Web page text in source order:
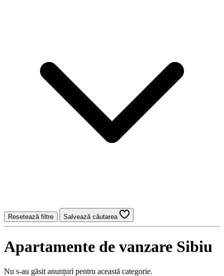
Resetează filtre Salvează căutarea
Apartamente de vanzare Sibiu
Nu s-au găsit anunțuri pentru această categorie.